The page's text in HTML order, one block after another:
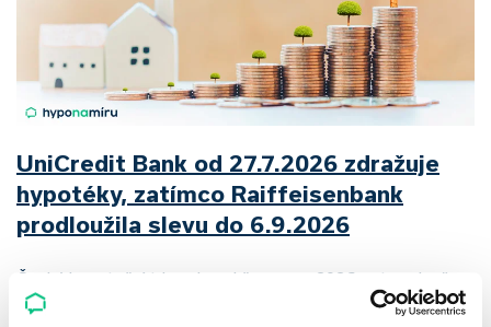
UniCredit Bank od 27.7.2026 zdražuje
hypotéky, zatímco Raiffeisenbank
prodloužila slevu do 6.9.2026
Český hypoteční trh na konci července 2026 potvrzuje, že
sazby zůstávají pod tlakem a část bank pokračuje v jejich